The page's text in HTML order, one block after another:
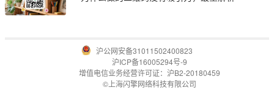
沪公网安备31011502400823
沪ICP备16005294号-9
增值电信业务经营许可证：沪B2-20180459
©上海闪擎网络科技有限公司